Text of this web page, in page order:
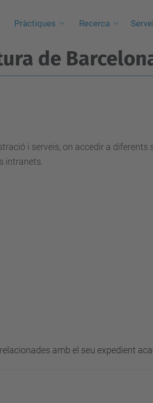
Pràctiques Recerca
de
i serveis, on accedir a diferents
intranets.
amb el seu expedient